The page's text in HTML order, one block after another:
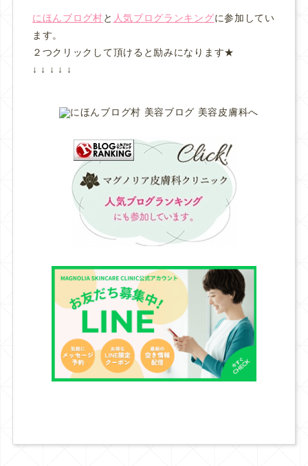
にほんブログ村と 人気ブログランキングに参加してい
ます。
２つクリックして頂けると励みになります★
↓ ↓ ↓ ↓ ↓